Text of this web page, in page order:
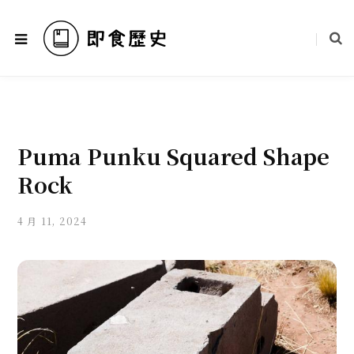
Puma Punku Squared Shape
Rock
4 月 11, 2024